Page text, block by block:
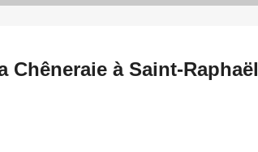
Chêneraie à Saint-Raphaël